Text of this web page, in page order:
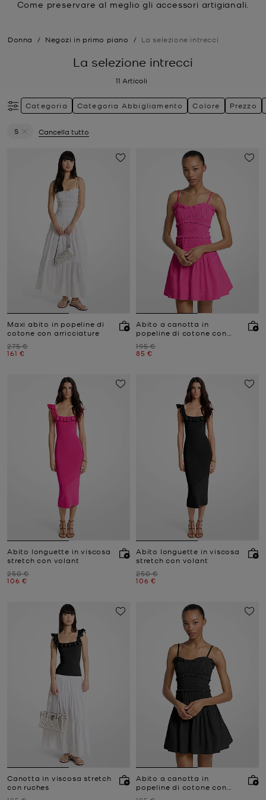
Come preservare al meglio gli accessori artigianali.
Donna / Negozi in primo piano / La selezione intrecci
La selezione intrecci
11 Articoli
Categoria Categoria Abbigliamento Colore Prezzo
S
Cancella tutto
Maxi abito in popeline di
cotone con arricciature
Prezzo iniziale
275 €
Prezzo attuale
161 €
Abito a canotta in
popeline di cotone con
arricciature
Prezzo iniziale
195 €
Prezzo attuale
85 €
Abito longuette in viscosa
stretch con volant
Prezzo iniziale
250 €
Prezzo attuale
106 €
Abito longuette in viscosa
stretch con volant
Prezzo iniziale
250 €
Prezzo attuale
106 €
Canotta in viscosa stretch
con ruches
Abito a canotta in
popeline di cotone con
arricciature